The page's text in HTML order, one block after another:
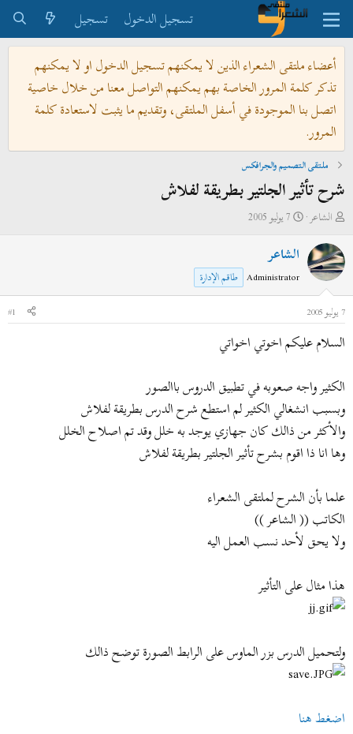
تسجيل الدخول
تسجيل
أعضاء ملتقى الشعراء الذين لا يمكنهم تسجيل الدخول او لا يمكنهم
تذكر كلمة المرور الخاصة بهم يمكنهم التواصل معنا من خلال خاصية
اتصل بنا الموجودة في أسفل الملتقى، وتقديم ما يثبت لاستعادة كلمة
المرور.
ملتقى التصميم والجرافكس
شرح تأثير الجلتير بطريقة لفلاش
ب
د
ئ
ل
م
و
و
ع
الشاعر
ت
ر
ي
ل
ب
7 يوليو 2005
الشاعر
Administrator طاقم الإدارة
7 يوليو 2005
#1
السلام عليكم اخوتي اخواتي
الكثير واجه صعوبه في تطبيق الدروس باالصور
وبسبب انشغالي الكثير لم استطع شرح الدرس بطريقة لفلاش
والأكثر من ذالك كان جهازي يوجد به خلل وقد تم اصلاح الخلل
وها انا ذا اقوم بشرح تأثير الجلتير بطريقة لفلاش
علما بأن الشرح لملتقى الشعراء
الكاتب (( الشاعر ))
ولا يحق لأحد نسب العمل اليه
هذا مثال على التأثير
ولتحميل الدرس بزر الماوس على الرابط الصورة توضح ذالك
اضغط هنا